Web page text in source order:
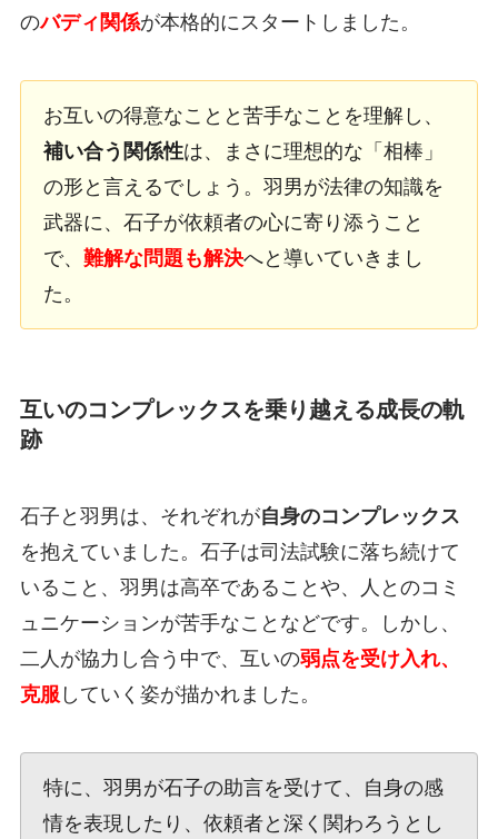
のバディ関係が本格的にスタートしました。
お互いの得意なことと苦手なことを理解し、
補い合う関係性は、まさに理想的な「相棒」
の形と言えるでしょう。羽男が法律の知識を
武器に、石子が依頼者の心に寄り添うこと
で、 難解な問題も解決へと導いていきまし
た。
互いのコンプレックスを乗り越える成長の軌
跡
石子と羽男は、それぞれが自身のコンプレックス
を抱えていました。石子は司法試験に落ち続けて
いること、羽男は高卒であることや、人とのコミ
ュニケーションが苦手なことなどです。しかし、
二人が協力し合う中で、互いの弱点を受け入れ、
克服していく姿が描かれました。
特に、羽男が石子の助言を受けて、自身の感
情を表現したり、依頼者と深く関わろうとし